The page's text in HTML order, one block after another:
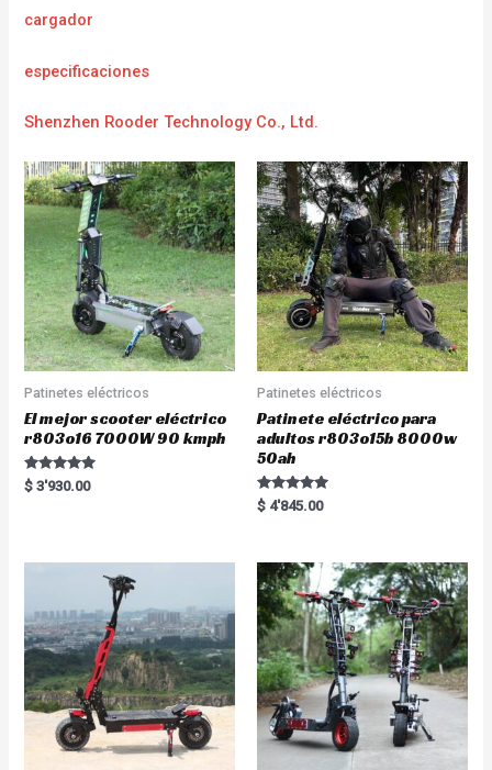
cargador
especificaciones
Shenzhen Rooder Technology Co., Ltd.
Patinetes eléctricos
El mejor scooter eléctrico
r803o16 7000W 90 kmph
Rated
5.00
$ 3'930.00
Patinetes eléctricos
Patinete eléctrico para
adultos r803o15b 8000w
50ah
Rated
5.00
$ 4'845.00